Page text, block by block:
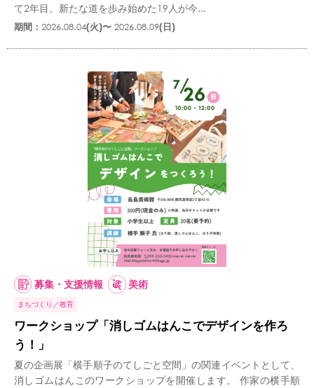
て2年目。新たな道を歩み始めた19人が今...
期間： 2026.08.04(火)〜 2026.08.09(日)
募集・支援情報 美術
まちづくり 教育
ワークショップ「消しゴムはんこでデザインを作ろ
う！」
夏の企画展「横手順子のてしごと空間」の関連イベントとして、
消しゴムはんこのワークショップを開催します。 作家の横手順